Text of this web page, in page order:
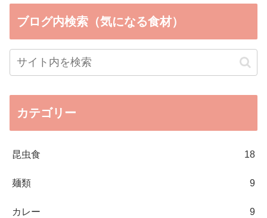
ブログ内検索（気になる食材）
カテゴリー
昆虫食 18
麺類 9
カレー 9